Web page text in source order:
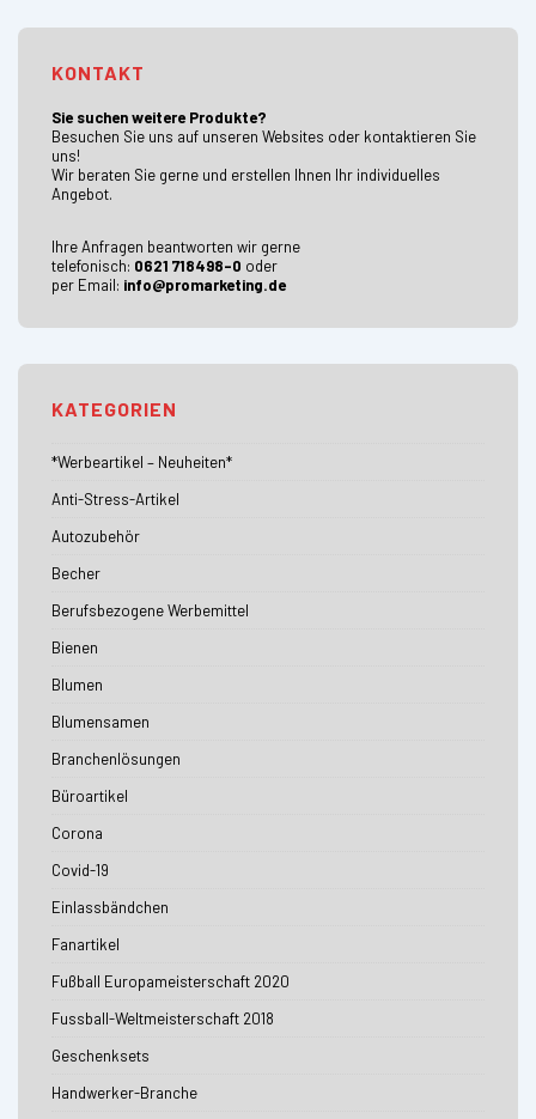
KONTAKT
Sie suchen weitere Produkte?
Besuchen Sie uns auf unseren Websites oder kontaktieren Sie
uns!
Wir beraten Sie gerne und erstellen Ihnen Ihr individuelles
Angebot.
Ihre Anfragen beantworten wir gerne
telefonisch: 0621 718498-0 oder
per Email: info@promarketing.de
KATEGORIEN
*Werbeartikel – Neuheiten*
Anti-Stress-Artikel
Autozubehör
Becher
Berufsbezogene Werbemittel
Bienen
Blumen
Blumensamen
Branchenlösungen
Büroartikel
Corona
Covid-19
Einlassbändchen
Fanartikel
Fußball Europameisterschaft 2020
Fussball-Weltmeisterschaft 2018
Geschenksets
Handwerker-Branche